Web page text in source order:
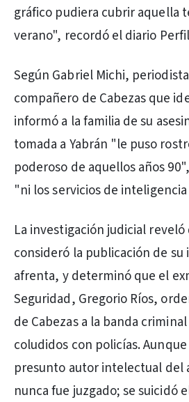
gráfico pudiera cubrir aquella
verano", recordó el diario
Según Gabriel Michi,
compañero de Cabezas que
informó a la familia de su
tomada a Yabrán "le puso
poderoso de aquellos años
"ni los servicios de
La investigación judicial reveló
consideró la publicación de su
afrenta, y determinó que el
Seguridad, Gregorio Ríos,
de Cabezas a la banda
coludidos con policías.
presunto autor intelectual del
nunca fue juzgado; se suicidó